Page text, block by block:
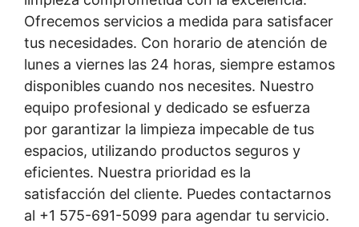
Ofrecemos servicios a medida para satisfacer
tus necesidades. Con horario de atención de
lunes a viernes las 24 horas, siempre estamos
disponibles cuando nos necesites. Nuestro
equipo profesional y dedicado se esfuerza
por garantizar la limpieza impecable de tus
espacios, utilizando productos seguros y
eficientes. Nuestra prioridad es la
satisfacción del cliente. Puedes contactarnos
al +1 575-691-5099 para agendar tu servicio.